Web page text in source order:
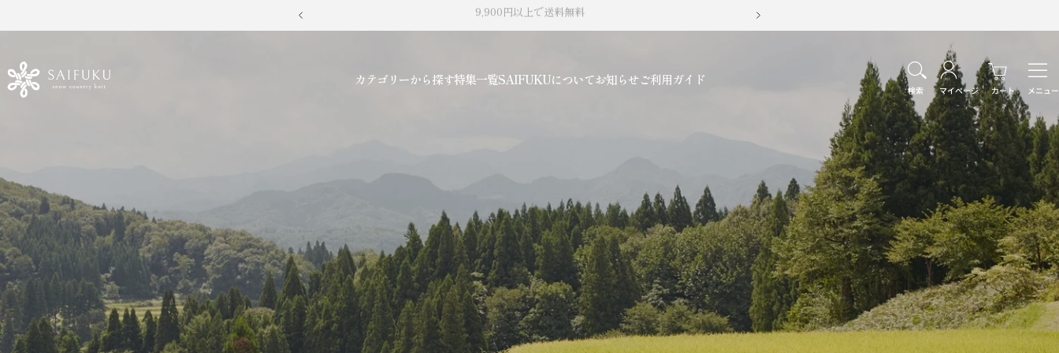
ン
ン
ツ
プ
戻
リニューアル記念 500円OFFクーポンプレゼント
次
カテゴリーから探す特集一覧SAIFUKUについてお知らせご利用ガイド
SAIFUKU
country
knit-
検索 マイページ カート
ナ
ビ
ゲ
ー
シ
ョ
ン
メニュー